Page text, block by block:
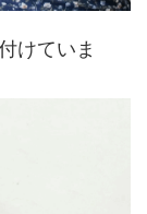
けていま